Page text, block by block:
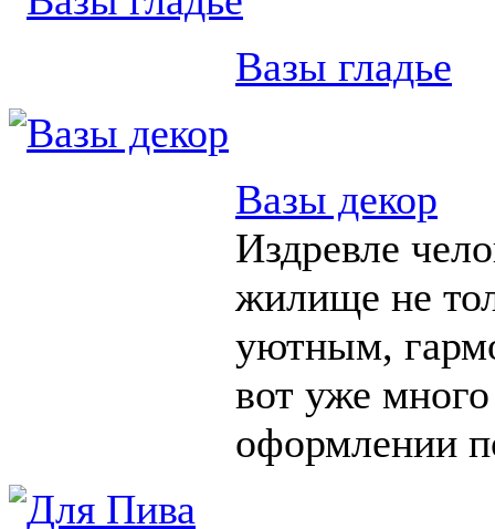
Вазы гладье
Вазы декор
Издревле
жилище не
уютным,
вот уже
оформлении